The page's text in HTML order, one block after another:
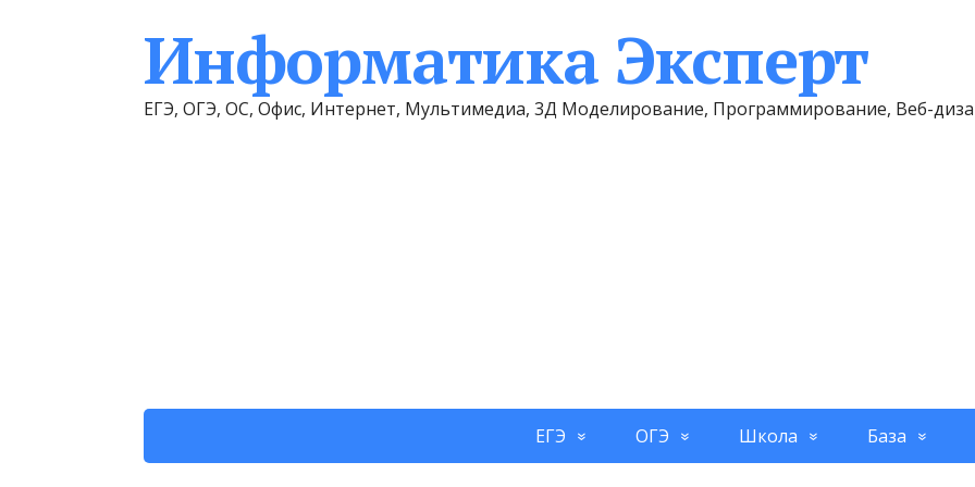
Информатика Эксперт
ЕГЭ, ОГЭ, ОС, Офис, Интернет, Мультимедиа, 3Д Моделирование, Программирование, Веб-
ЕГЭ ОГЭ Школа База